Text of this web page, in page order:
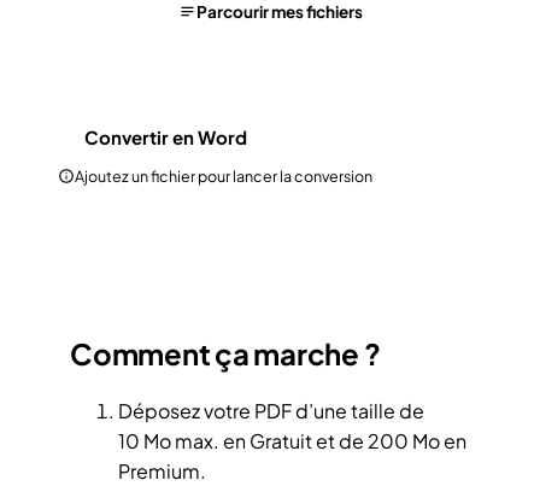
Parcourir mes fichiers
Convertir en Word
Ajoutez un fichier pour lancer la conversion
Comment ça marche ?
Déposez votre PDF d’une taille de
10 Mo max. en Gratuit et de 200 Mo en
Premium.